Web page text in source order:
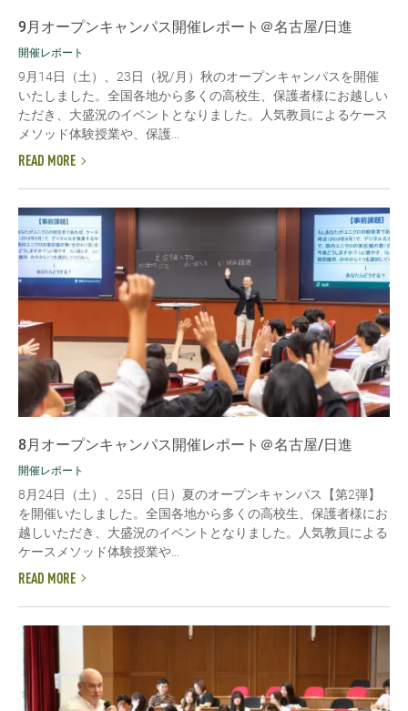
9月オープンキャンパス開催レポート＠名古屋/日進
開催レポート
9月14日（土）、23日（祝/月）秋のオープンキャンパスを開催
いたしました。全国各地から多くの高校生、保護者様にお越しい
ただき、大盛況のイベントとなりました。人気教員によるケース
メソッド体験授業や、保護...
READ MORE
8月オープンキャンパス開催レポート＠名古屋/日進
開催レポート
8月24日（土）、25日（日）夏のオープンキャンパス【第2弾】
を開催いたしました。全国各地から多くの高校生、保護者様にお
越しいただき、大盛況のイベントとなりました。人気教員による
ケースメソッド体験授業や...
READ MORE